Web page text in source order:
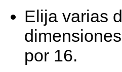
Elija varias
por 16.